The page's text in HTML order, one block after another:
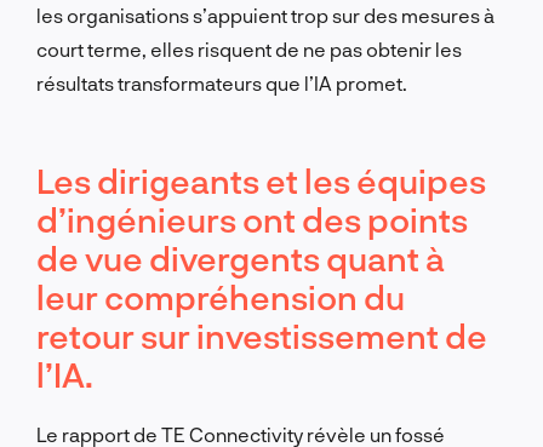
les organisations s’appuient trop sur des mesures à
court terme, elles risquent de ne pas obtenir les
résultats transformateurs que l’IA promet.
Les dirigeants et les équipes
d’ingénieurs ont des points
de vue divergents quant à
leur compréhension du
retour sur investissement de
l’IA.
Le rapport de TE Connectivity révèle un fossé